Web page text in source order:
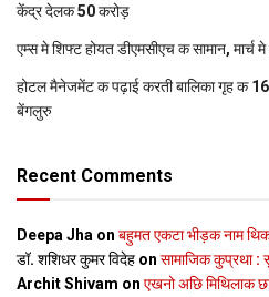
केंद्र देलक 50 करोड़
एम्स मे शिफ्ट होयत डीएमसीएच क सामान,
होटल मैनेजमेंट क पढ़ाई करती बालिका गृह क
बेंगलुरु
Recent Comments
Deepa Jha on बहुमत एकटा भीड़क नाम
डॉ. शशिधर कुमर विदेह on सामाजिक कुप्रथा :
Archit Shivam on एखनो अछि मिथिलाक